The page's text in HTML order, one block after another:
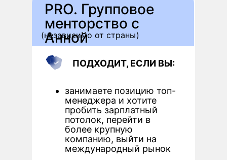
(независимо от страны)
PRO. Групповое
менторство с
Анной
занимаете позицию топ-
менеджера и хотите
пробить зарплатный
потолок, перейти в
более крупную
компанию, выйти на
международный рынок
ПОДХОДИТ, ЕСЛИ ВЫ: